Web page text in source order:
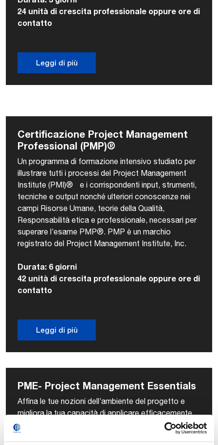
24 unità di crescita professionale oppure ore di
contatto
Leggi di più
Certificazione Project Management
Professional (PMP)®
Un programma di formazione intensivo studiato per
illustrare tutti i processi del Project Management
Institute (PMI)® e i corrispondenti input, strumenti,
tecniche e output nonché ulteriori conoscenze nei
campi Risorse Umane, teorie della Qualità,
Responsabilità etica e professionale, necessari per
superare l’esame PMP®. PMP è un marchio
registrato del Project Management Institute, Inc.
Durata: 6 giorni
42 unità di crescita professionale oppure ore di
contatto
Leggi di più
PME- Project Management Essentials
Affina le tue nozioni dell’ambiente del progetto e
migliora la tua capacità di applicare efficacemente
processi di project management.